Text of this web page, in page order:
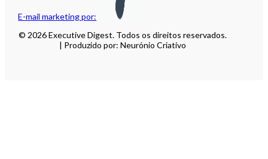
E-mail marketing por:
© 2026 Executive Digest. Todos os direitos reservados.
| Produzido por: Neurónio Criativo